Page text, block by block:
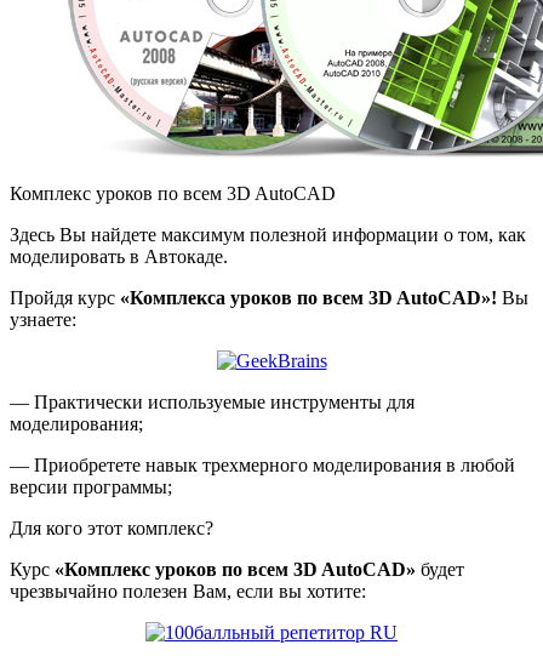
Комплекс уроков по всем 3D AutoCAD
Здесь Вы найдете максимум полезной информации о том, как
моделировать в Автокаде.
Пройдя курс «Комплекса уроков по всем 3D AutoCAD»! Вы
узнаете:
— Практически используемые инструменты для
моделирования;
— Приобретете навык трехмерного моделирования в любой
версии программы;
Для кого этот комплекс?
Курс «Комплекс уроков по всем 3D AutoCAD» будет
чрезвычайно полезен Вам, если вы хотите: